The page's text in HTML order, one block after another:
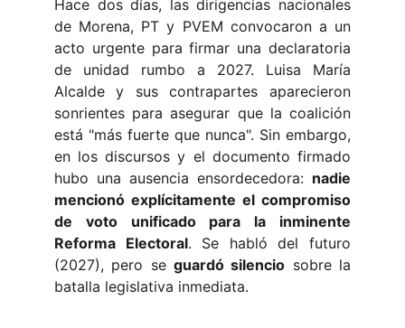
Hace dos días, las dirigencias nacionales
de Morena, PT y PVEM convocaron a un
acto urgente para firmar una declaratoria
de unidad rumbo a 2027. Luisa María
Alcalde y sus contrapartes aparecieron
sonrientes para asegurar que la coalición
está "más fuerte que nunca". Sin embargo,
en los discursos y el documento firmado
hubo una ausencia ensordecedora: nadie
mencionó explícitamente el compromiso
de voto unificado para la inminente
Reforma Electoral. Se habló del futuro
(2027), pero se guardó silencio sobre la
batalla legislativa inmediata.